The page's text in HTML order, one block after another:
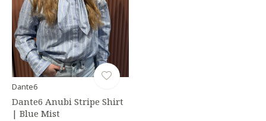
Dante6
Dante6 Anubi Stripe Shirt
| Blue Mist